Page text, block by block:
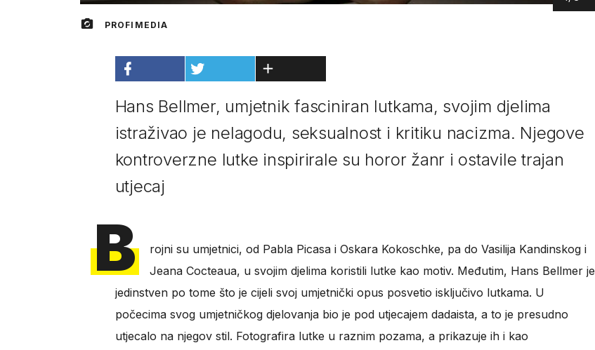
PROFIMEDIA
Hans Bellmer, umjetnik fasciniran lutkama, svojim djelima
istraživao je nelagodu, seksualnost i kritiku nacizma. Njegove
kontroverzne lutke inspirirale su horor žanr i ostavile trajan
utjecaj
B
rojni su umjetnici, od Pabla Picasa i Oskara Kokoschke, pa do Vasilija Kandinskog i
Jeana Cocteaua, u svojim djelima koristili lutke kao motiv. Međutim, Hans Bellmer je
jedinstven po tome što je cijeli svoj umjetnički opus posvetio isključivo lutkama. U
počecima svog umjetničkog djelovanja bio je pod utjecajem dadaista, a to je presudno
utjecalo na njegov stil. Fotografira lutke u raznim pozama, a prikazuje ih i kao